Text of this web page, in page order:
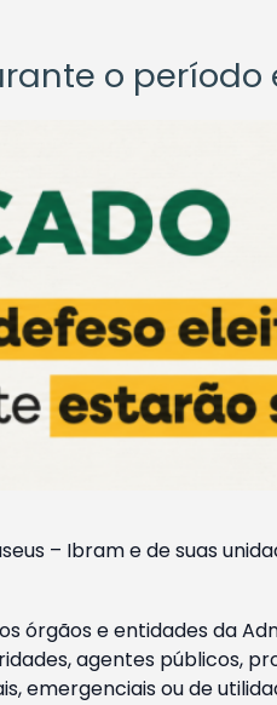
o período
– Ibram e de suas
órgãos e entidades da
agentes públicos,
emergenciais ou de